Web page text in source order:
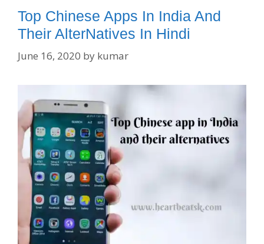
Top Chinese Apps In India And
Their AlterNatives In Hindi
June 16, 2020 by kumar